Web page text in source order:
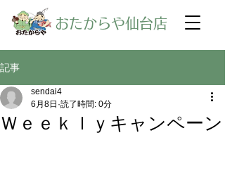
​おたからや仙台店
記事
Ｗｅｅｋｌｙキャンペーン
sendai4
6月8日 読了時間: 0分